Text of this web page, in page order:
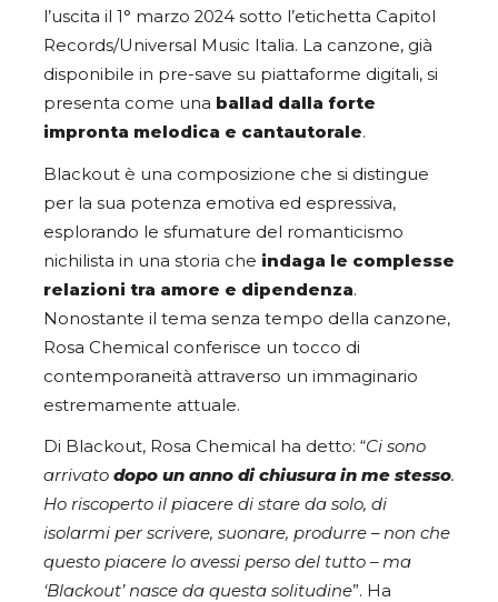
l’uscita il 1° marzo 2024 sotto l’etichetta Capitol
Records/Universal Music Italia. La canzone, già
disponibile in pre-save su piattaforme digitali, si
presenta come una ballad dalla forte
impronta melodica e cantautorale.
Blackout è una composizione che si distingue
per la sua potenza emotiva ed espressiva,
esplorando le sfumature del romanticismo
nichilista in una storia che indaga le complesse
relazioni tra amore e dipendenza.
Nonostante il tema senza tempo della canzone,
Rosa Chemical conferisce un tocco di
contemporaneità attraverso un immaginario
estremamente attuale.
Di Blackout, Rosa Chemical ha detto: “Ci sono
arrivato dopo un anno di chiusura in me stesso.
Ho riscoperto il piacere di stare da solo, di
isolarmi per scrivere, suonare, produrre – non che
questo piacere lo avessi perso del tutto – ma
‘Blackout’ nasce da questa solitudine”. Ha